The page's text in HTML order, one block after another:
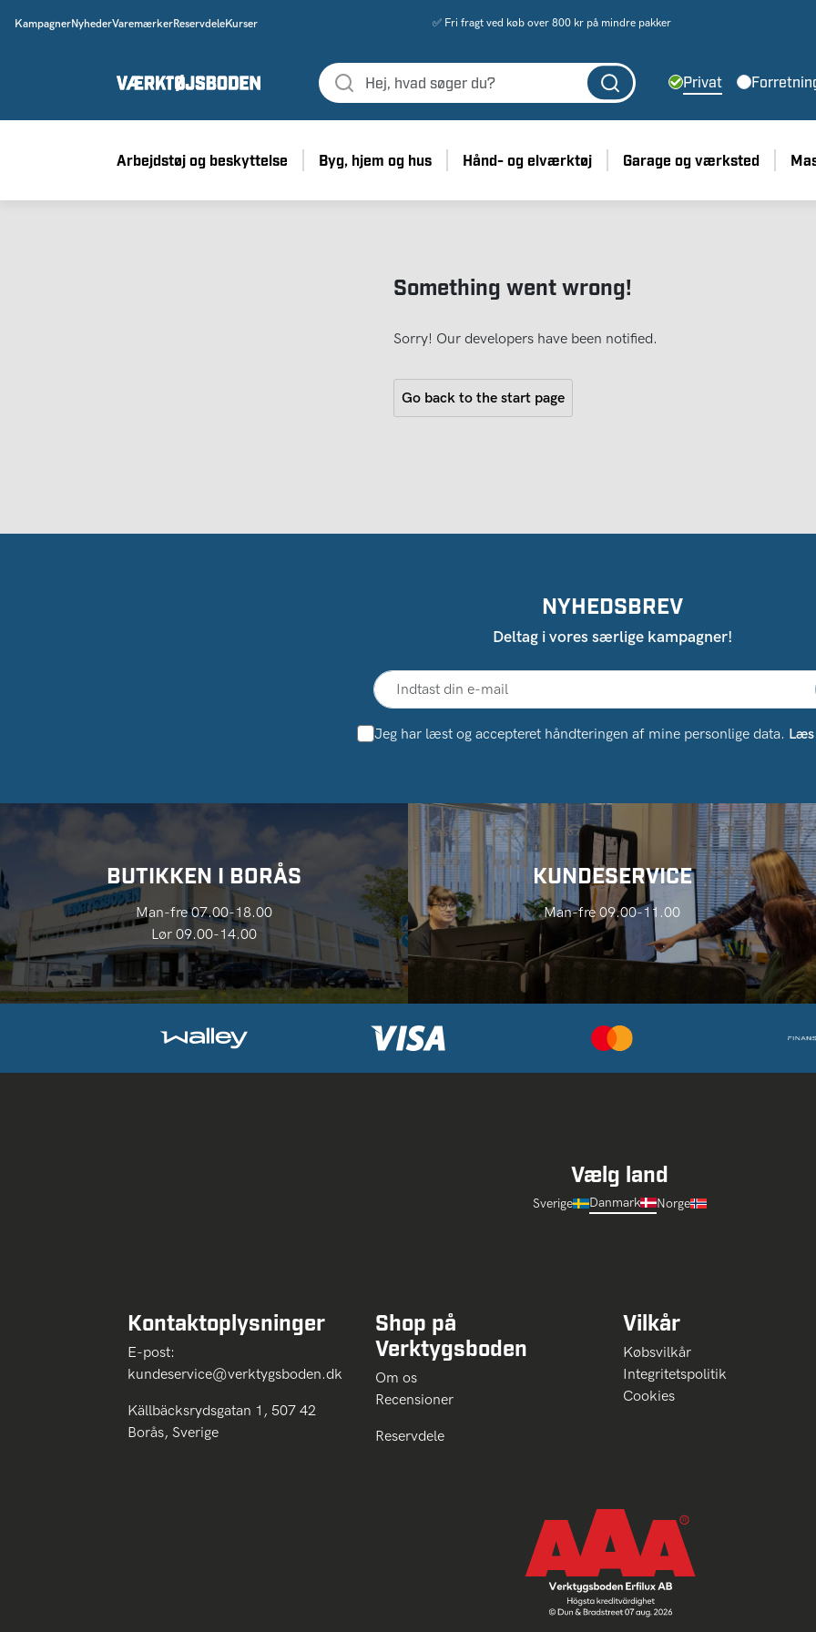
KampagnerNyhederVaremærkerReservdeleKurser ✅ Fri fragt ved køb over 800 kr på mindre pakker
Privat
Arbejdstøj og beskyttelse Byg, hjem og hus Hånd- og elværktøj Garage og værksted
Something went wrong!
Sorry! Our developers have been notified.
Go back to the start page
NYHEDSBREV
Deltag i vores særlige kampagner!
Jeg har læst og accepteret håndteringen af ​​mine personlige data.
BUTIKKEN I BORÅS
Man-fre 07.00-18.00
Lør 09.00-14.00
KUNDESERVICE
Man-fre 09.00-11.00
Vælg land
Sverige Danmark Norge
Kontaktoplysninger
E-post:
kundeservice@verktygsboden.dk
Källbäcksrydsgatan 1, 507 42
Borås, Sverige
Shop på
Verktygsboden
Om os
Recensioner
Reservdele
Vilkår
Købsvilkår
Integritetspolitik
Cookies